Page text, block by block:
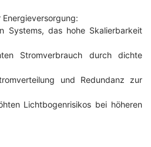
Systems, das hohe Skalierbarkeit
Stromverbrauch durch dichte
und Redundanz zur
Lichtbogenrisikos bei höheren